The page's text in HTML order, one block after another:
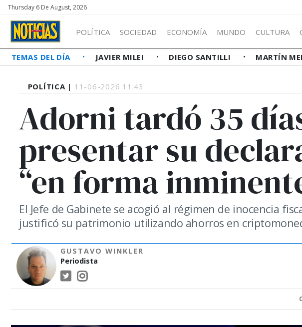
Thursday 6 De August, 2026
POLÍTICA SOCIEDAD ECONOMÍA MUNDO CULTURA
TEMAS DEL DÍA JAVIER MILEI DIEGO SANTILLI MARTÍN
POLÍTICA | 11-06-2026 11:43
Adorni tardó 35
presentar su
“en forma
El Jefe de Gabinete se acogió al régimen de inocencia
justificó su patrimonio utilizando ahorros en
GUSTAVO WINKLER
Periodista